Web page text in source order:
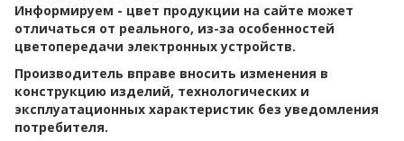
Информируем - цвет продукции на сайте может
отличаться от реального, из-за особенностей
цветопередачи электронных устройств.
Производитель вправе вносить изменения в
конструкцию изделий, технологических и
эксплуатационных характеристик без уведомления
потребителя.